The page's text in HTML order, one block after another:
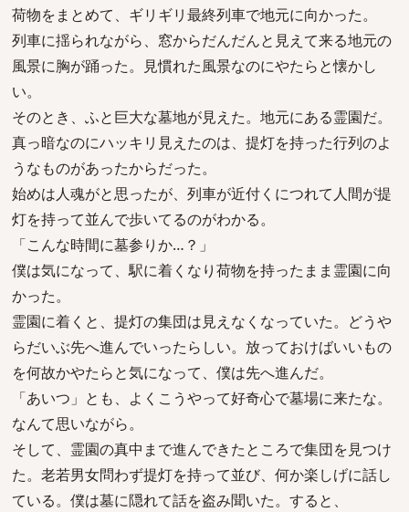
荷物をまとめて、ギリギリ最終列車で地元に向かった。
列車に揺られながら、窓からだんだんと見えて来る地元の
風景に胸が踊った。見慣れた風景なのにやたらと懐かし
い。
そのとき、ふと巨大な墓地が見えた。地元にある霊園だ。
真っ暗なのにハッキリ見えたのは、提灯を持った行列のよ
うなものがあったからだった。
始めは人魂がと思ったが、列車が近付くにつれて人間が提
灯を持って並んで歩いてるのがわかる。
「こんな時間に墓参りか…？」
僕は気になって、駅に着くなり荷物を持ったまま霊園に向
かった。
霊園に着くと、提灯の集団は見えなくなっていた。どうや
らだいぶ先へ進んでいったらしい。放っておけばいいもの
を何故かやたらと気になって、僕は先へ進んだ。
「あいつ」とも、よくこうやって好奇心で墓場に来たな。
なんて思いながら。
そして、霊園の真中まで進んできたところで集団を見つけ
た。老若男女問わず提灯を持って並び、何か楽しげに話し
ている。僕は墓に隠れて話を盗み聞いた。すると、